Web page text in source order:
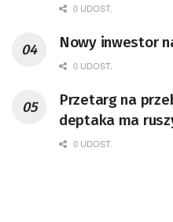
0 UDOST.
Nowy inwestor
0 UDOST.
Przetarg na
deptaka ma
0 UDOST.